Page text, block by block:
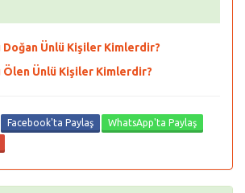
Doğan Ünlü Kişiler Kimlerdir?
Ölen Ünlü Kişiler Kimlerdir?
Facebook'ta Paylaş
WhatsApp'ta Paylaş